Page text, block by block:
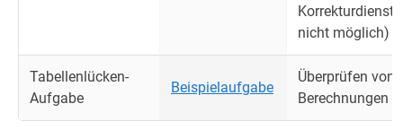
Korrekturdienst
nicht möglich)
Tabellenlücken-
Aufgabe
Beispielaufgabe
Überprüfen von
Berechnungen